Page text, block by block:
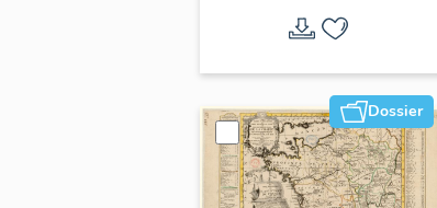
Dossier